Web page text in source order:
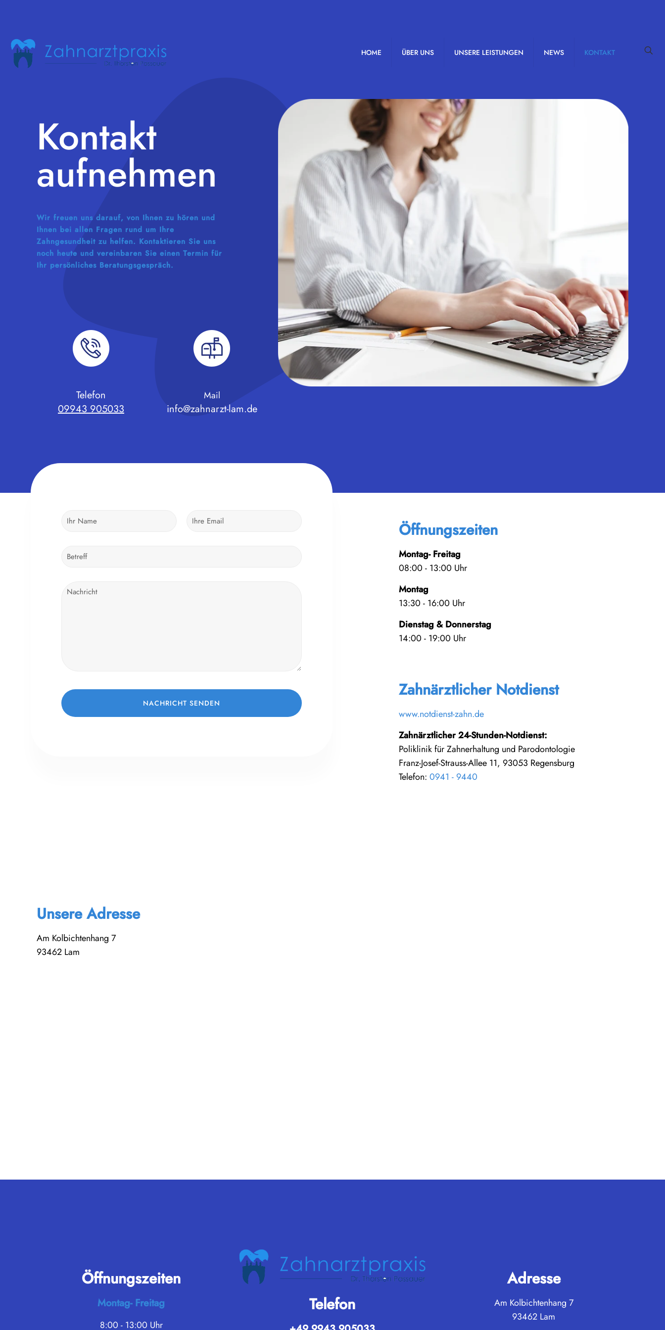
HOME ÜBER UNS UNSERE LEISTUNGEN NEWS KONTAKT
Kontakt
aufnehmen
Wir freuen uns darauf, von Ihnen zu hören und
Ihnen bei allen Fragen rund um Ihre
Zahngesundheit zu helfen. Kontaktieren Sie uns
noch heute und vereinbaren Sie einen Termin für
Ihr persönliches Beratungsgespräch.
Telefon
09943 905033
Mail
info@zahnarzt-lam.de
Öffnungszeiten
Montag- Freitag
08:00 - 13:00 Uhr
Montag
13:30 - 16:00 Uhr
Dienstag & Donnerstag
14:00 - 19:00 Uhr
Zahnärztlicher Notdienst
www.notdienst-zahn.de
Zahnärztlicher 24-Stunden-Notdienst:
Poliklinik für Zahnerhaltung und Parodontologie
Franz-Josef-Strauss-Allee 11, 93053 Regensburg
Telefon: 0941 - 9440
Unsere Adresse
Am Kolbichtenhang 7
93462 Lam
Öffnungszeiten
Montag- Freitag
8:00 - 13:00 Uhr
Telefon
Adresse
Am Kolbichtenhang 7
93462 Lam